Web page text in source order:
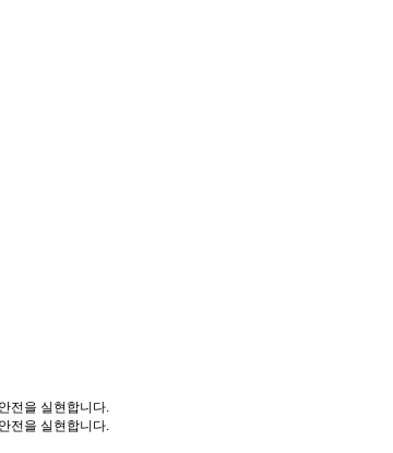
전을 실현합니다.
전을 실현합니다.